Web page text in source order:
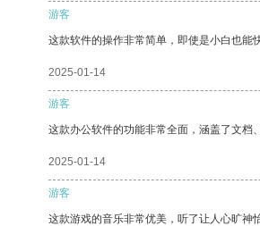
游客
这款软件的操作非常简单，即使是小白也能
2025-01-14
游客
这款办公软件的功能非常全面，涵盖了文档
2025-01-14
游客
这款游戏的音乐非常优美，听了让人心旷神怡